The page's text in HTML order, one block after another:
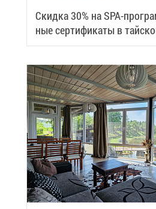
Скид­ка 30% на SPA-
ные сер­ти­фи­ка­ты в
Samui